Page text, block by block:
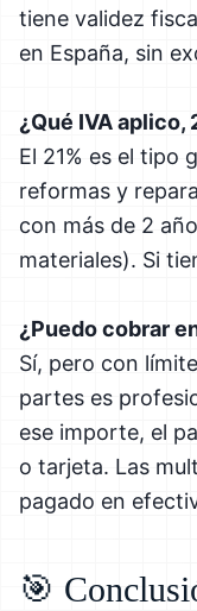
tiene validez
en España, sin
¿Qué IVA aplico,
El 21% es el tipo
reformas y
con más de 2
materiales). Si
¿Puedo cobrar
Sí, pero con
partes es
ese importe, el
o tarjeta. Las
pagado en
🎯